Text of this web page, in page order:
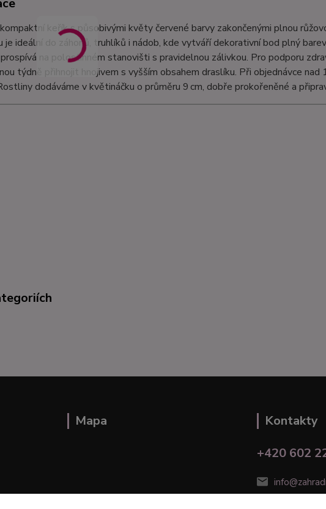
keřík s působivými květy červené barvy zakončenými plnou
je ideální do záhonů, truhlíků i nádob, kde vytváří dekorativní bod plný
na polostinném stanovišti s pravidelnou zálivkou. Pro podporu
týdně přihnojit hnojivem s vyšším obsahem draslíku. Při objednávce nad
dodáváme v květináčku o průměru 9 cm, dobře prokořeněné a
Mapa
Kontakty
+420 602